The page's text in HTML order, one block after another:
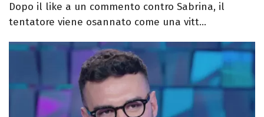
Dopo il like a un commento contro Sabrina, il
tentatore viene osannato come una vitt...